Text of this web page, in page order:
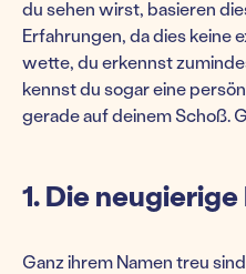
du sehen wirst, basieren
Erfahrungen, da dies keine
wette, du erkennst
kennst du sogar eine
gerade auf deinem Schoß.
1. Die
Ganz ihrem Namen treu